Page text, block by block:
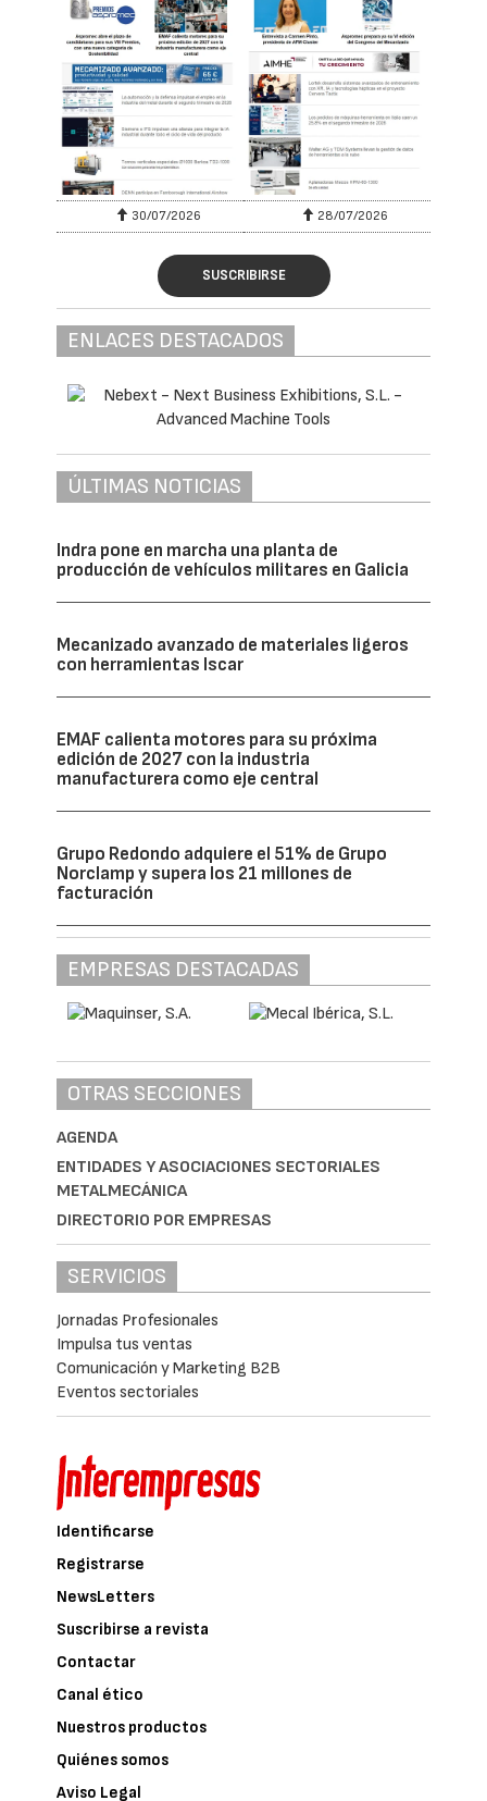
30/07/2026 28/07/2026
SUSCRIBIRSE
ENLACES DESTACADOS
ÚLTIMAS NOTICIAS
Indra pone en marcha una planta de
producción de vehículos militares en Galicia
Mecanizado avanzado de materiales ligeros
con herramientas Iscar
EMAF calienta motores para su próxima
edición de 2027 con la industria
manufacturera como eje central
Grupo Redondo adquiere el 51% de Grupo
Norclamp y supera los 21 millones de
facturación
EMPRESAS DESTACADAS
OTRAS SECCIONES
AGENDA
ENTIDADES Y ASOCIACIONES SECTORIALES
METALMECÁNICA
DIRECTORIO POR EMPRESAS
SERVICIOS
Jornadas Profesionales
Impulsa tus ventas
Comunicación y Marketing B2B
Eventos sectoriales
Identificarse
Registrarse
NewsLetters
Suscribirse a revista
Contactar
Canal ético
Nuestros productos
Quiénes somos
Aviso Legal